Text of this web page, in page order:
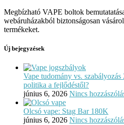
Megbízható VAPE boltok
webáruházakból biztonságosan
termékeket.
Új bejegyzések
Vape tudomány vs.
politika a fejlődéstől?
június 6, 2026 Nincs
Olcsó vape: Stag Bar 180K
június 6, 2026 Nincs